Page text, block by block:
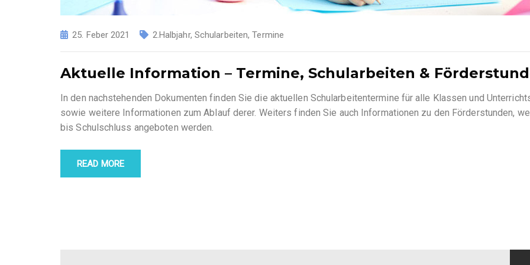
25. Feber 2021 2.Halbjahr, Schularbeiten,Termine
Aktuelle Information – Termine, Schularbeiten &
In den nachstehenden Dokumenten finden Sie die aktuellen Schularbeitentermine für alle Klassen und
sowie weitere Informationen zum Ablauf derer. Weiters finden Sie auch Informationen zu den Förderstunden,
bis Schulschluss angeboten werden.
READ MORE